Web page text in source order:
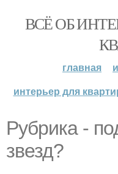
ВСЁ ОБ
главная
интерьер для
Рубрика -
звезд?